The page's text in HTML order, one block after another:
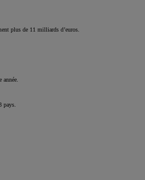
plus de 11 milliards d’euros.
année.
pays.